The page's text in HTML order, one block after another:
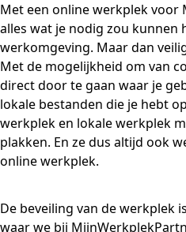
Met een online werkplek voor
alles wat je nodig zou kunnen
werkomgeving. Maar dan
Met de mogelijkheid om van
direct door te gaan waar je
lokale bestanden die je hebt
werkplek en lokale werkplek
plakken. En ze dus altijd ook
online werkplek.
De beveiling van de werkplek
waar we bij